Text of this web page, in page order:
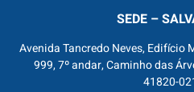
SEDE –
Avenida Tancredo Neves, Edifício
999, 7º andar, Caminho das
41820-